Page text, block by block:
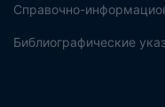
Справочно-
Библиографические